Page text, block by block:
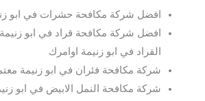
افضل شركة مكافحة حشرات في ابو
افضل شركة مكافحة قراد في ابو
القراد في ابو زنيمة اوامرك
شركة مكافحة فئران في ابو زنيمة
شركة مكافحة النمل الابيض في ابو